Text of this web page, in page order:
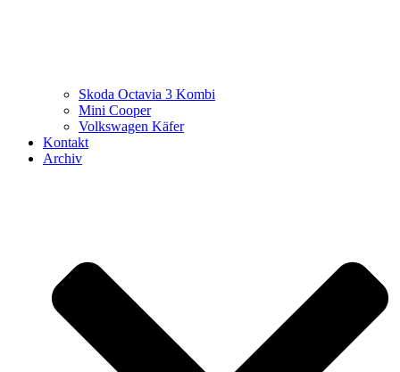
Skoda Octavia 3 Kombi
Mini Cooper
Volkswagen Käfer
Kontakt
Archiv